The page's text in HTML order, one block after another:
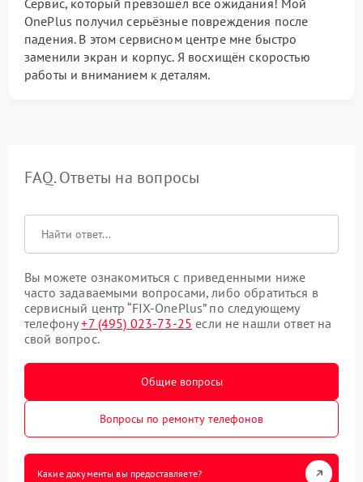
OnePlus получил серьёзные повреждения после
падения. В этом сервисном центре мне быстро
заменили экран и корпус. Я восхищён скоростью
работы и вниманием к деталям.
FAQ. Ответы на вопросы
Вы можете ознакомиться с приведенными ниже
часто задаваемыми вопросами, либо обратиться в
сервисный центр “FIX-OnePlus” по следующему
телефону+7 (495) 023-73-25 если не нашли ответ на
свой вопрос.
Общие вопросы
Вопросы по ремонту телефонов
Какие документы вы предоставляете?